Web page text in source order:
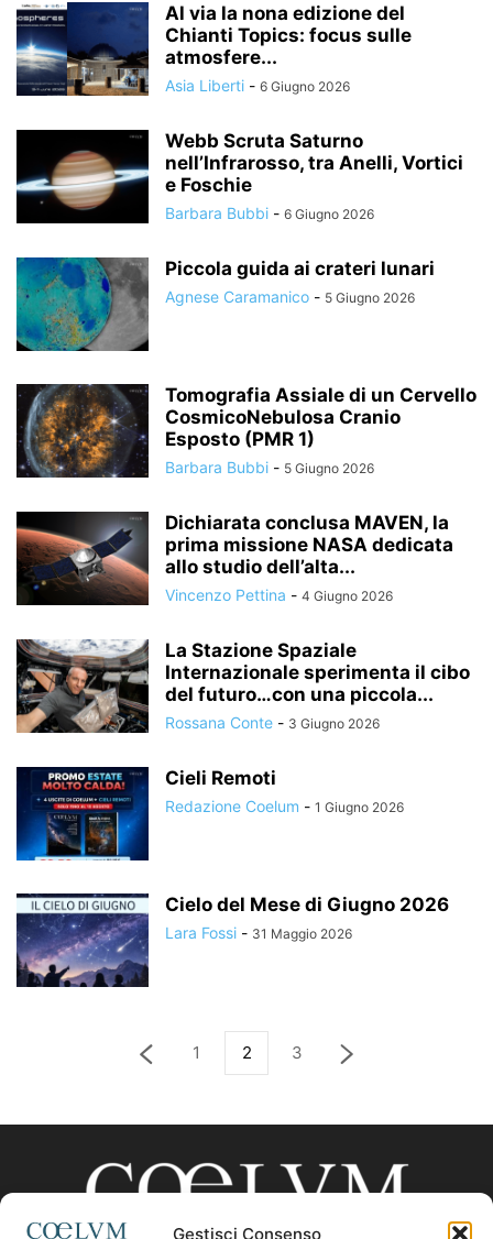
Gestisci Consenso
Al via la nona edizione del
Chianti Topics: focus sulle
atmosfere...
Asia Liberti - 6 Giugno 2026
Webb Scruta Saturno
nell’Infrarosso, tra Anelli, Vortici
e Foschie
Barbara Bubbi - 6 Giugno 2026
Piccola guida ai crateri lunari
Agnese Caramanico - 5 Giugno 2026
Tomografia Assiale di un Cervello
CosmicoNebulosa Cranio
Esposto (PMR 1)
Barbara Bubbi - 5 Giugno 2026
Dichiarata conclusa MAVEN, la
prima missione NASA dedicata
allo studio dell’alta...
Vincenzo Pettina - 4 Giugno 2026
La Stazione Spaziale
Internazionale sperimenta il cibo
del futuro…con una piccola...
Rossana Conte - 3 Giugno 2026
Cieli Remoti
Redazione Coelum - 1 Giugno 2026
Cielo del Mese di Giugno 2026
Lara Fossi - 31 Maggio 2026
1 2 3